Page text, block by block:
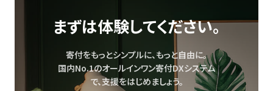
まずは体験してください。
寄付をもっとシンプルに、もっと自由に。
国内No.1のオールインワン寄付DXシステム
で、支援をはじめましょう。